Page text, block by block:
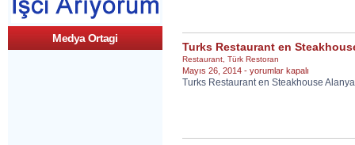
Medya Ortagi
Turks Restaurant en
Restaurant Türk Restoran
Mayıs 26, 2014 - Turks
Restaurant
yorumlar kapalı
Turks Restaurant en Steakhouse